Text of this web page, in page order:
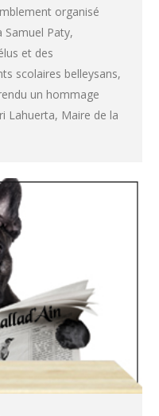
organisé
Paty,
et des
scolaires belleysans,
un hommage
Lahuerta, Maire de la